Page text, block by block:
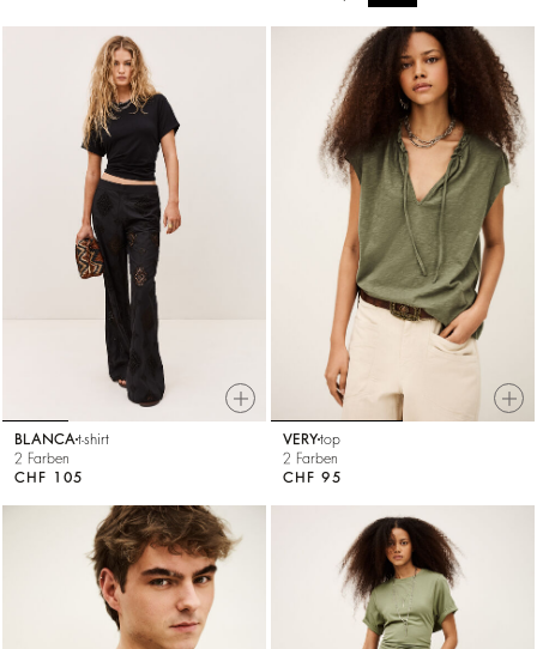
BLANCA t-shirt
2 Farben
CHF 105
VERYtop
2 Farben
CHF 95